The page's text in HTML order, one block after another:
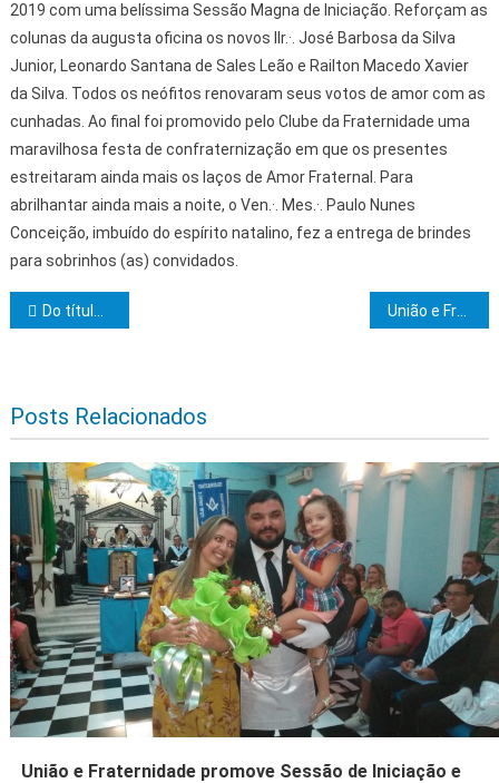
2019 com uma belíssima Sessão Magna de Iniciação. Reforçam as
colunas da augusta oficina os novos IIr.·. José Barbosa da Silva
Junior, Leonardo Santana de Sales Leão e Railton Macedo Xavier
da Silva. Todos os neófitos renovaram seus votos de amor com as
cunhadas. Ao final foi promovido pelo Clube da Fraternidade uma
maravilhosa festa de confraternização em que os presentes
estreitaram ainda mais os laços de Amor Fraternal. Para
abrilhantar ainda mais a noite, o Ven.·. Mes.·. Paulo Nunes
Conceição, imbuído do espírito natalino, fez a entrega de brindes
para sobrinhos (as) convidados.
Navegação de Post
Do título Mestre Instalado União e Fraternidade realiza última sessão de 2019
Posts Relacionados
União e Fraternidade promove Sessão de Iniciação e